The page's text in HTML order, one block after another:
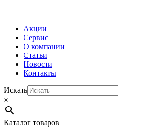
Акции
Сервис
О компании
Статьи
Новости
Контакты
Искать
×
Каталог товаров